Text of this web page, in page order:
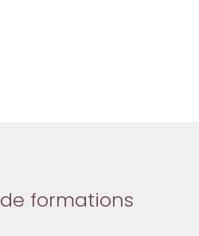
de formations